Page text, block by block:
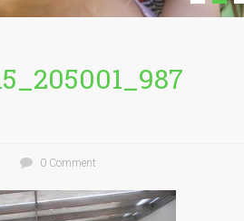
0 Comment